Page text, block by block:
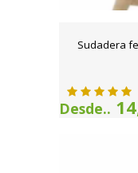
Sudadera
Desde..